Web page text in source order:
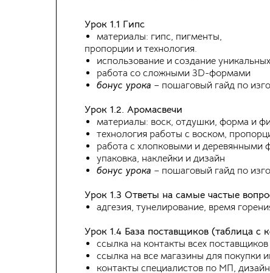
Урок 1.1 Гипс
материалы: гипс, пигменты,
пропорции и технология.
использование и создание
работа со сложными 3D-формами
бонус урока – пошаговый гайд по
Урок 1.2. Аромасвечи
материалы: воск, отдушки, форма и
технология работы с воском,
работа с хлопковыми и деревянными
упаковка, наклейки и дизайн
бонус урока – пошаговый гайд по
Урок 1.3 Ответы на самые частые
адгезия, тунелирование, время
Урок 1.4 База поставщиков (таблица с
ссылка на контакты всех
ссылка на все магазины для покупки
контакты специалистов по МП,
HANDMADE МАСТЕРОВ